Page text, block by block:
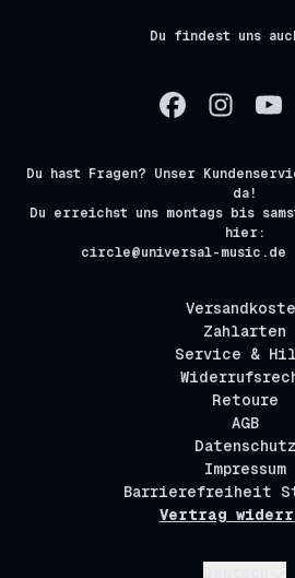
Du findest uns
Du hast Fragen? Unser
da!
Du erreichst uns montags bis
hier:
circle@universal-music.de |
Zahlarten
Service &
Retoure
AGB
Datenschutz
Impressum
Barrierefreiheit
Vertrag